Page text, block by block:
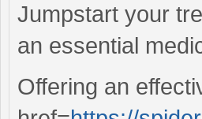
Jumpstart your
an essential
Offering an